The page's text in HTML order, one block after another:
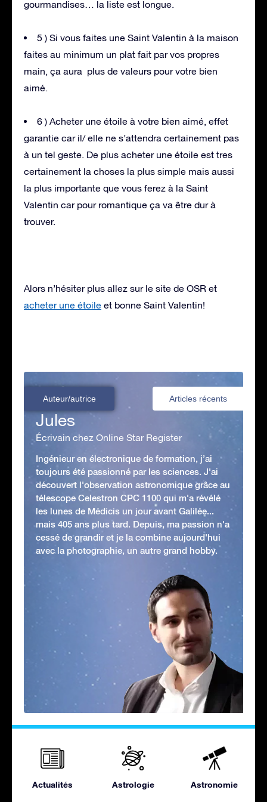
gourmandises… la liste est longue.
5 ) Si vous faites une Saint Valentin à la maison
faites au minimum un plat fait par vos propres
main, ça aura plus de valeurs pour votre bien
aimé.
6 ) Acheter une étoile à votre bien aimé, effet
garantie car il/ elle ne s’attendra certainement pas
à un tel geste. De plus acheter une étoile est tres
certainement la choses la plus simple mais aussi
la plus importante que vous ferez à la Saint
Valentin car pour romantique ça va être dur à
trouver.
Alors n’hésiter plus allez sur le site de OSR et
acheter une étoile et bonne Saint Valentin!
Auteur/autrice Articles récents
Jules
Écrivain chez Online Star Register
Ingénieur en électronique de formation, j’ai
toujours été passionné par les sciences. J'ai
découvert l'observation astronomique grâce au
télescope Celestron CPC 1100 qui m'a révélé
les lunes de Médicis un jour avant Galilée...
mais 405 ans plus tard. Depuis, ma passion n'a
cessé de grandir et je la combine aujourd'hui
avec la photographie, un autre grand hobby.
Actualités Astrologie Astronomie